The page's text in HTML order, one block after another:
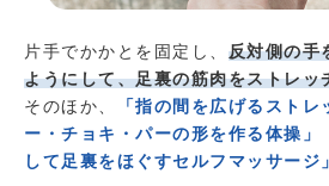
片手でかかとを固定し、 反対側の手
ようにして、足裏の筋肉をストレッ
そのほか、
「指の間を広げるスト
ー・チョキ・パーの形を作る体操」
して足裏をほぐすセルフマッサージ」